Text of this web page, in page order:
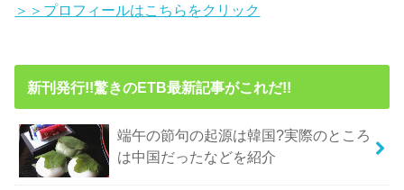
＞＞プロフィールはこちらをクリック
新刊発行!!驚きのETB最新記事がこれだ!!
端午の節句の起源は韓国?実際のところ
は中国だったなどを紹介